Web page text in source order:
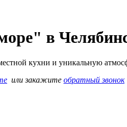
в
кухни и уникальную
или закажите обратный звонок